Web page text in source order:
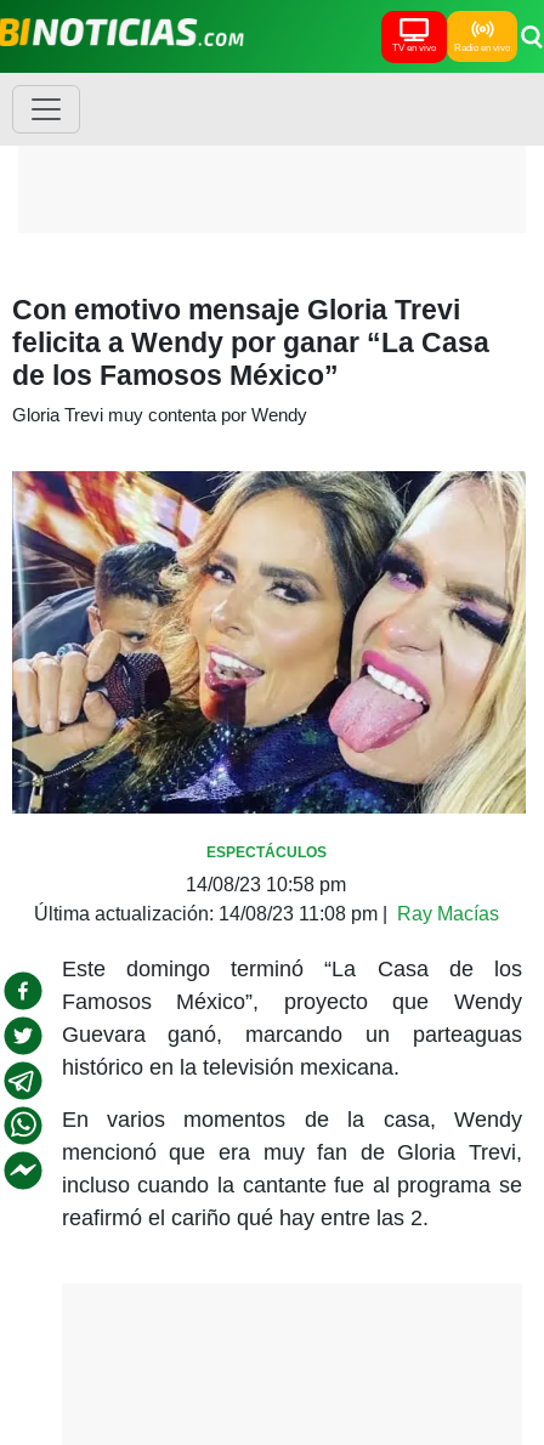
TV en vivo Radio en vivo
Con emotivo mensaje Gloria Trevi
felicita a Wendy por ganar “La Casa
de los Famosos México”
Gloria Trevi muy contenta por Wendy
ESPECTÁCULOS
14/08/23 10:58 pm
Última actualización: 14/08/23 11:08 pm| Ray Macías
Este domingo terminó “La Casa de los
Famosos México”, proyecto que Wendy
Guevara ganó, marcando un parteaguas
histórico en la televisión mexicana.
En varios momentos de la casa, Wendy
mencionó que era muy fan de Gloria Trevi,
incluso cuando la cantante fue al programa se
reafirmó el cariño qué hay entre las 2.